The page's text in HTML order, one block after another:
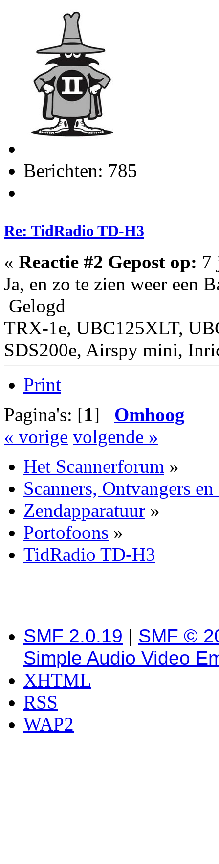
Berichten: 785
Re: TidRadio TD-H3
« Reactie #2 Gepost op: 7
Ja, en zo te zien weer een
Gelogd
TRX-1e, UBC125XLT,
SDS200e, Airspy mini,
Print
Pagina's: [1] Omhoog
« vorige volgende »
Het Scannerforum »
Scanners, Ontvangers
Zendapparatuur »
Portofoons »
TidRadio TD-H3
SMF 2.0.19 | SMF ©
Simple Audio Video
XHTML
RSS
WAP2